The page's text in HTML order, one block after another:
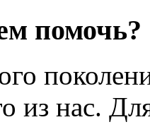
помочь?
из нас.